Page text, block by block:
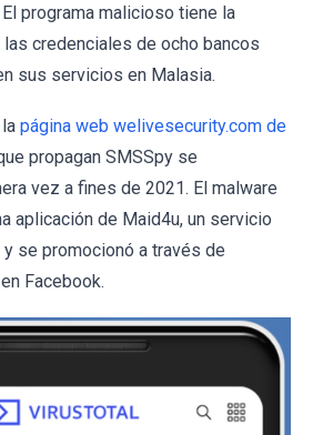
programa malicioso tiene la
credenciales de ocho bancos
sus servicios en Malasia.
página web welivesecurity.com de
propagan SMSSpy se
vez a fines de 2021. El malware
aplicación de Maid4u, un servicio
se promocionó a través de
Facebook.